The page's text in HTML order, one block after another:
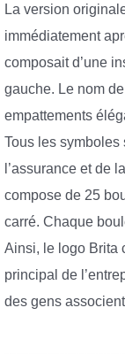
La version
immédiatement
composait d’une
gauche. Le nom
empattements
Tous les
l’assurance et de
compose de 25
carré. Chaque
Ainsi, le logo Brita
principal de
des gens associent